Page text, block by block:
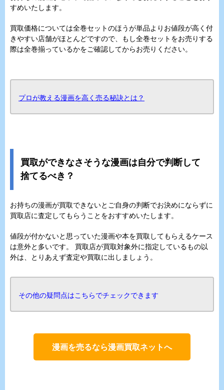
すめいたします。
買取価格については全巻セットのほうが単品よりお値段が高く付
きやすい店舗がほとんどですので、もし全巻セットをお売りする
際は全巻揃っているかをご確認してからお売りください。
プロが教える漫画を高く売る秘訣とは？
買取ができなさそうな漫画は自分で判断して
捨てるべき？
お持ちの漫画が買取できないとご自身の判断でお決めにならずに
買取店に査定してもらうことをおすすめいたします。
値段が付かないと思っていた漫画や本を買取してもらえるケース
は意外と多いです。 買取店が買取対象外に指定しているもの以
外は、とりあえず査定や買取に出しましょう。
その他の疑問点はこちらでチェックできます
漫画を売るなら漫画買取ネットへ